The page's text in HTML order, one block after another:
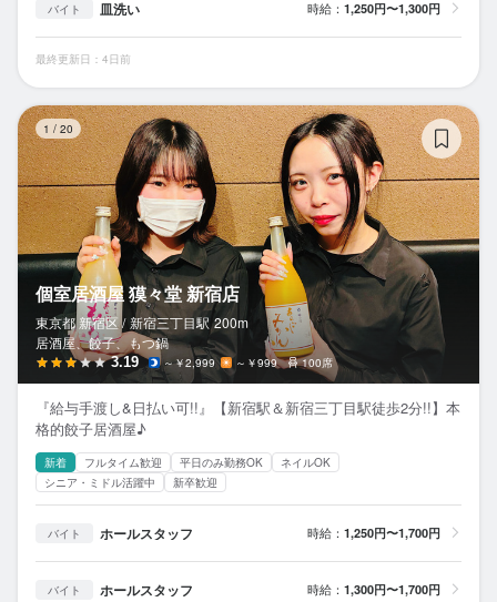
バイト 皿洗い 時給： 1,250円〜1,300円
最終更新日：4日前
1 / 20
個室居酒屋 獏々堂 新宿店
東京都 新宿区 / 新宿三丁目駅 200m
居酒屋、餃子、もつ鍋
3.19 ～￥2,999 ～￥999 100席
『給与手渡し&日払い可!!』【新宿駅＆新宿三丁目駅徒歩2分!!】本
格的餃子居酒屋♪
新着 フルタイム歓迎 平日のみ勤務OK
ネイルOK
シニア・ミドル活躍中
新卒歓迎
バイト ホールスタッフ 時給： 1,250円〜1,700円
バイト ホールスタッフ 時給： 1,300円〜1,700円